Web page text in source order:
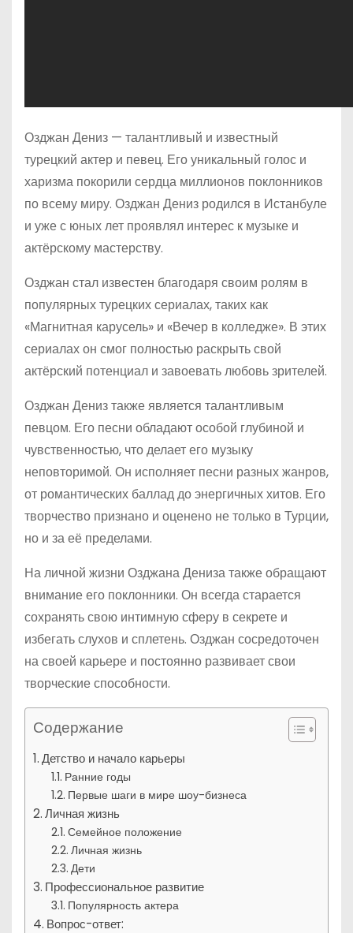
Озджан Дениз — талантливый и известный
турецкий актер и певец. Его уникальный голос и
харизма покорили сердца миллионов поклонников
по всему миру. Озджан Дениз родился в Истанбуле
и уже с юных лет проявлял интерес к музыке и
актёрскому мастерству.
Озджан стал известен благодаря своим ролям в
популярных турецких сериалах, таких как
«Магнитная карусель» и «Вечер в колледже». В этих
сериалах он смог полностью раскрыть свой
актёрский потенциал и завоевать любовь зрителей.
Озджан Дениз также является талантливым
певцом. Его песни обладают особой глубиной и
чувственностью, что делает его музыку
неповторимой. Он исполняет песни разных жанров,
от романтических баллад до энергичных хитов. Его
творчество признано и оценено не только в Турции,
но и за её пределами.
На личной жизни Озджана Дениза также обращают
внимание его поклонники. Он всегда старается
сохранять свою интимную сферу в секрете и
избегать слухов и сплетень. Озджан сосредоточен
на своей карьере и постоянно развивает свои
творческие способности.
Содержание
Детство и начало карьеры
Ранние годы
Первые шаги в мире шоу-бизнеса
Личная жизнь
Семейное положение
Личная жизнь
Дети
Профессиональное развитие
Популярность актера
Вопрос-ответ: